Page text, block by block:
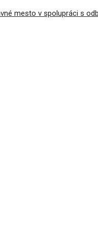
mesto v spolupráci s